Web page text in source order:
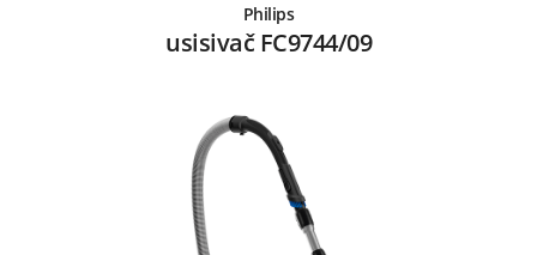
Philips
usisivač FC9744/09